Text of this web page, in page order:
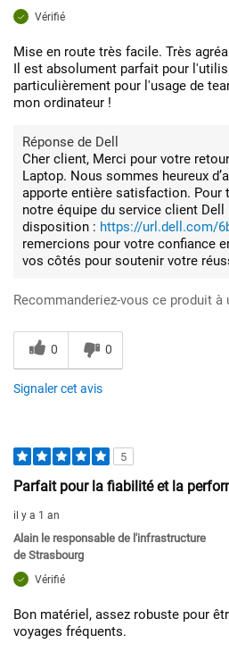
Vérifié
Mise en route très facile. Très
Il est absolument parfait pour
particulièrement pour l'usage de
mon ordinateur !
Réponse de Dell
Cher client, Merci pour votre
Laptop. Nous sommes heureux
apporte entière satisfaction. Pour
notre équipe du service client Dell
disposition : https://url.dell.com/
remercions pour votre confiance
vos côtés pour soutenir votre
Recommanderiez-vous ce produit à
0 0
Signaler cet avis
5
Parfait pour la fiabilité et la
il y a 1 an
Alain le responsable de l'infrastructure
de Strasbourg
Vérifié
Bon matériel, assez robuste pour
voyages fréquents.